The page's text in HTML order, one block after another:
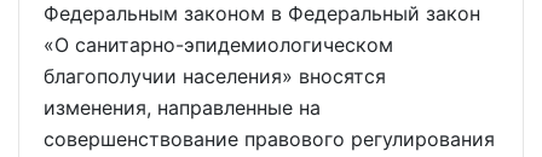
Федеральным законом в Федеральный закон
«О санитарно-эпидемиологическом
благополучии населения» вносятся
изменения, направленные на
совершенствование правового регулирования